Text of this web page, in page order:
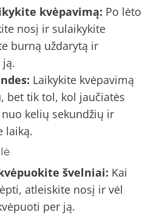
kvėpavimą: Po lėto
nosį ir sulaikykite
burną uždarytą ir
Laikykite kvėpavimą
bet tik tol, kol jaučiatės
kelių sekundžių ir
laiką.
švelniai: Kai
atleiskite nosį ir vėl
per ją.